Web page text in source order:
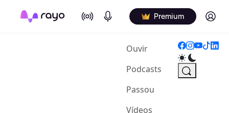
On Air Podcasts Premium Log in
Ouvir(current)
Podcasts
Passou
Vídeos